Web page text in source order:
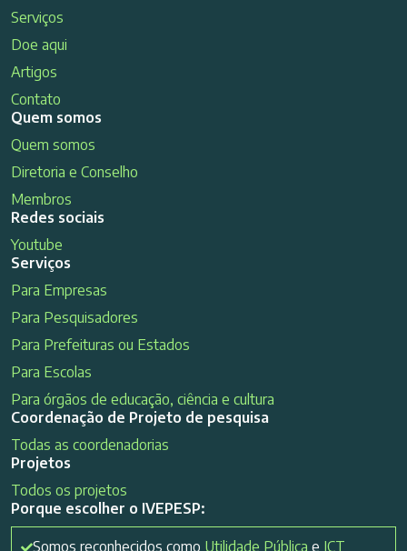
Serviços
Doe aqui
Artigos
Contato
Quem somos
Quem somos
Diretoria e Conselho
Membros
Redes sociais
Youtube
Serviços
Para Empresas
Para Pesquisadores
Para Prefeituras ou Estados
Para Escolas
Para órgãos de educação, ciência e cultura
Coordenação de Projeto de pesquisa
Todas as coordenadorias
Projetos
Todos os projetos
Porque escolher o IVEPESP:
Somos reconhecidos como Utilidade Pública e ICT